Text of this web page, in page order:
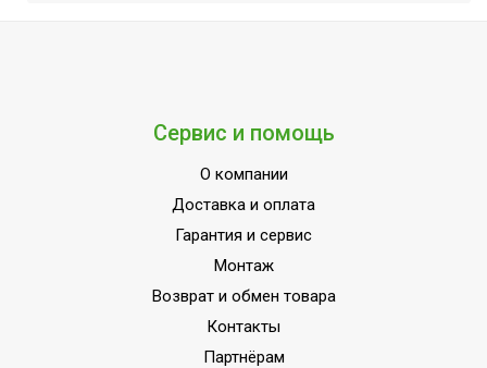
Набор крепежных
элементов в комплекте
Пульт управления в
электропитания, В
Сервис и помощь
О компании
Доставка и оплата
Гарантия и сервис
Монтаж
Возврат и обмен товара
Контакты
Партнёрам